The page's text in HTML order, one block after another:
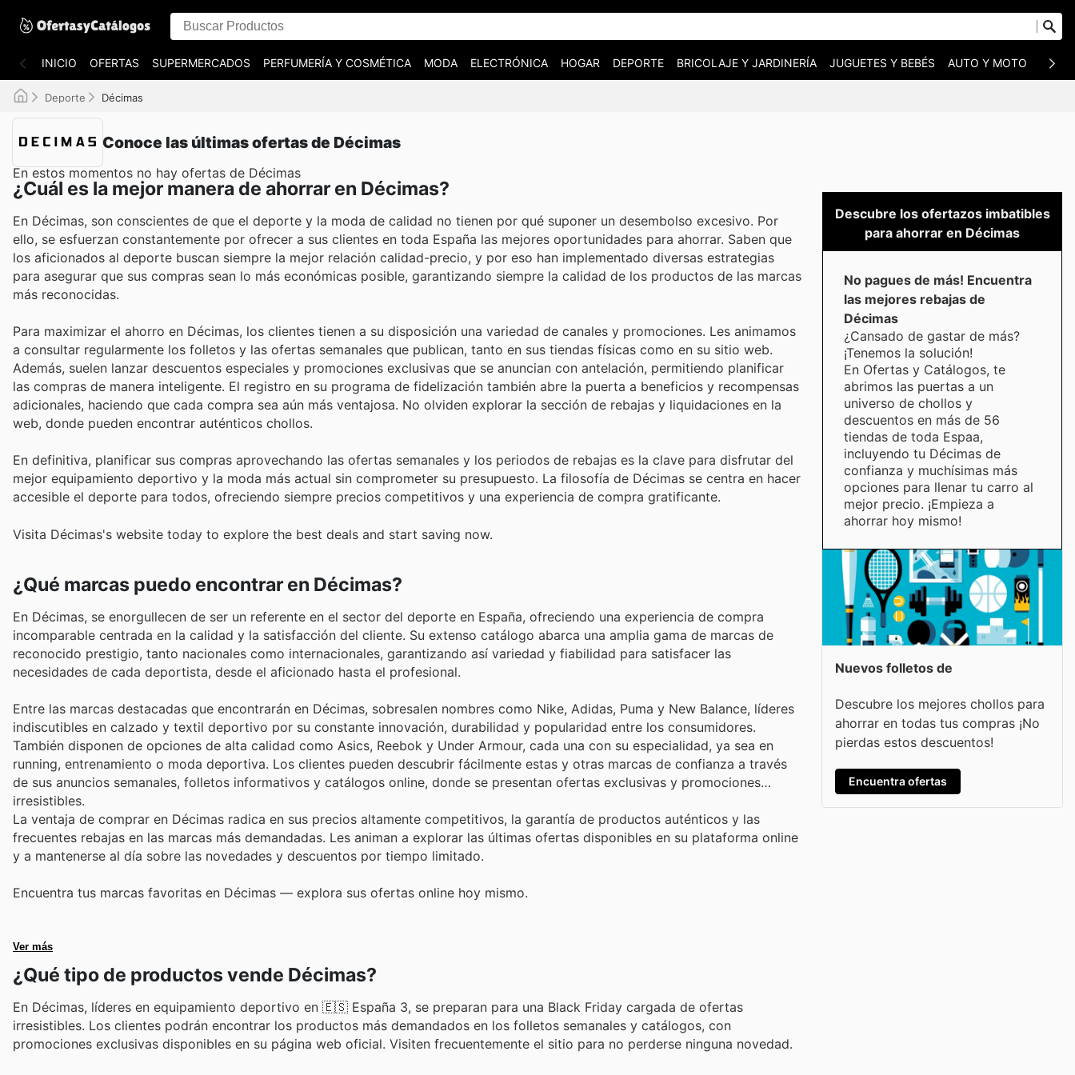
INICIO OFERTAS SUPERMERCADOS PERFUMERÍA Y COSMÉTICA MODA ELECTRÓNICA HOGAR DEPORTE BRICOLAJE Y JARDINERÍA JUGUETES Y BEBÉS AUTO Y MOTO
Deporte Décimas
Conoce las últimas ofertas de Décimas
En estos momentos no hay ofertas de Décimas
¿Cuál es la mejor manera de ahorrar en Décimas?
En Décimas, son conscientes de que el deporte y la moda de calidad no tienen por qué suponer un desembolso excesivo. Por
ello, se esfuerzan constantemente por ofrecer a sus clientes en toda España las mejores oportunidades para ahorrar. Saben que
los aficionados al deporte buscan siempre la mejor relación calidad-precio, y por eso han implementado diversas estrategias
para asegurar que sus compras sean lo más económicas posible, garantizando siempre la calidad de los productos de las marcas
más reconocidas.
Para maximizar el ahorro en Décimas, los clientes tienen a su disposición una variedad de canales y promociones. Les animamos
a consultar regularmente los folletos y las ofertas semanales que publican, tanto en sus tiendas físicas como en su sitio web.
Además, suelen lanzar descuentos especiales y promociones exclusivas que se anuncian con antelación, permitiendo planificar
las compras de manera inteligente. El registro en su programa de fidelización también abre la puerta a beneficios y recompensas
adicionales, haciendo que cada compra sea aún más ventajosa. No olviden explorar la sección de rebajas y liquidaciones en la
web, donde pueden encontrar auténticos chollos.
En definitiva, planificar sus compras aprovechando las ofertas semanales y los periodos de rebajas es la clave para disfrutar del
mejor equipamiento deportivo y la moda más actual sin comprometer su presupuesto. La filosofía de Décimas se centra en hacer
accesible el deporte para todos, ofreciendo siempre precios competitivos y una experiencia de compra gratificante.
Visita Décimas's website today to explore the best deals and start saving now.
¿Qué marcas puedo encontrar en Décimas?
En Décimas, se enorgullecen de ser un referente en el sector del deporte en España, ofreciendo una experiencia de compra
incomparable centrada en la calidad y la satisfacción del cliente. Su extenso catálogo abarca una amplia gama de marcas de
reconocido prestigio, tanto nacionales como internacionales, garantizando así variedad y fiabilidad para satisfacer las
necesidades de cada deportista, desde el aficionado hasta el profesional.
Entre las marcas destacadas que encontrarán en Décimas, sobresalen nombres como Nike, Adidas, Puma y New Balance, líderes
indiscutibles en calzado y textil deportivo por su constante innovación, durabilidad y popularidad entre los consumidores.
También disponen de opciones de alta calidad como Asics, Reebok y Under Armour, cada una con su especialidad, ya sea en
running, entrenamiento o moda deportiva. Los clientes pueden descubrir fácilmente estas y otras marcas de confianza a través
de sus anuncios semanales, folletos informativos y catálogos online, donde se presentan ofertas exclusivas y promociones
irresistibles.
La ventaja de comprar en Décimas radica en sus precios altamente competitivos, la garantía de productos auténticos y las
frecuentes rebajas en las marcas más demandadas. Les animan a explorar las últimas ofertas disponibles en su plataforma online
y a mantenerse al día sobre las novedades y descuentos por tiempo limitado.
Encuentra tus marcas favoritas en Décimas — explora sus ofertas online hoy mismo.
Ver más
¿Qué tipo de productos vende Décimas?
En Décimas, líderes en equipamiento deportivo en 🇪🇸 España 3, se preparan para una Black Friday cargada de ofertas
irresistibles. Los clientes podrán encontrar los productos más demandados en los folletos semanales y catálogos, con
promociones exclusivas disponibles en su página web oficial. Visiten frecuentemente el sitio para no perderse ninguna novedad.
Descubre los ofertazos imbatibles
para ahorrar en Décimas
No pagues de más! Encuentra
las mejores rebajas de
Décimas
¿Cansado de gastar de más?
¡Tenemos la solución!
En Ofertas y Catálogos, te
abrimos las puertas a un
universo de chollos y
descuentos en más de 56
tiendas de toda Espaa,
incluyendo tu Décimas de
confianza y muchísimas más
opciones para llenar tu carro al
mejor precio. ¡Empieza a
ahorrar hoy mismo!
Nuevos folletos de
Descubre los mejores chollos para
ahorrar en todas tus compras ¡No
pierdas estos descuentos!
Encuentra ofertas